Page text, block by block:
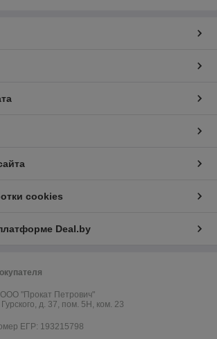
cookies
Deal.by
ООО "Прокат Петрович"
д. 37, пом. 5Н, ком. 23
ЕГР: 193215798